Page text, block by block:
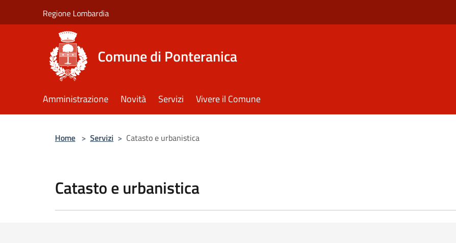
Regione Lombardia
Comune di Ponteranica
Amministrazione Novità Servizi Vivere il Comune
Home > Servizi > Catasto e urbanistica
Catasto e urbanistica